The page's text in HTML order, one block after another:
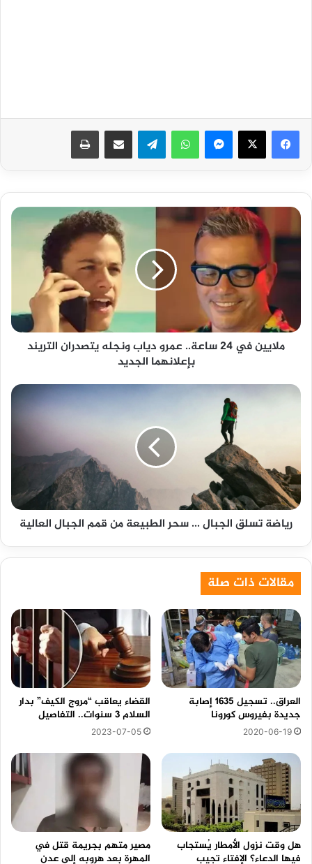
فيسبوك ‫X ماسنجر واتساب تيلقرام مشاركة عبر البريد طباعة
ملايين
عمرو
يتصدران
التريند
بإعلانهما
ملايين في 24 ساعة.. عمرو دياب ونجله يتصدران التريند
بإعلانهما الجديد
رياضة
الطبيعة
من
قمم
الجبال
العالية
رياضة تسلق الجبال ... سحر الطبيعة من قمم الجبال العالية
مقالات ذات صلة
العراق.. تسجيل 1635 إصابة
جديدة بفيروس كورونا
2020-06-19
القضاء يعاقب “مروج الكيف” بدار
السلام 3 سنوات.. التفاصيل
2023-07-05
هل وقت نزول الأمطار يُستجاب
فيها الدعاء؟ الإفتاء تجيب
مصير متهم بجريمة قتل في
المهرة بعد هروبه إلى عدن